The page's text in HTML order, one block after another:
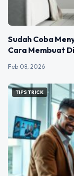
Sudah Coba
Cara Membuat
Feb 08, 2026
TIPS TRICK